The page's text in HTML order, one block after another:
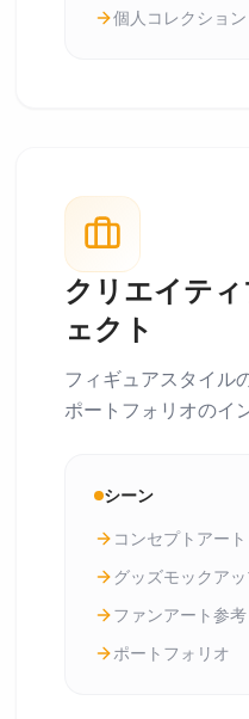
個人コレクション
クリエイテ
ェクト
フィギュアスタイル
ポートフォリオのイ
シーン
コンセプトアート
グッズモックア
ファンアート参考
ポートフォリオ